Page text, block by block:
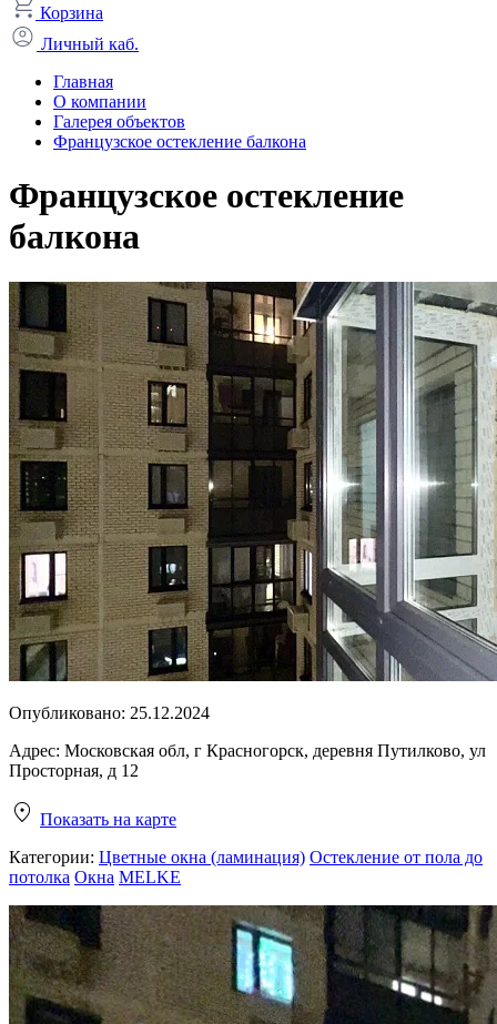
Корзина
Личный каб.
Главная
О компании
Галерея объектов
Французское остекление балкона
Французское остекление
балкона
Опубликовано: 25.12.2024
Адрес: Московская обл, г Красногорск, деревня Путилково, ул
Просторная, д 12
Показать на карте
Категории: Цветные окна (ламинация) Остекление от пола до
потолка Окна MELKE